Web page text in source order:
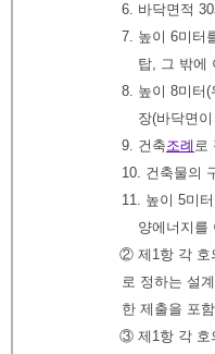
6. 바닥면적
7. 높이 6미터
탑, 그 밖에
8. 높이 8미터
장(바닥면
9. 건축조례 로
10. 건축물의
11. 높이 5미
양에너지를
② 제1항 각 호
로 정하는 설
한 제출을 포
③ 제1항 각 호